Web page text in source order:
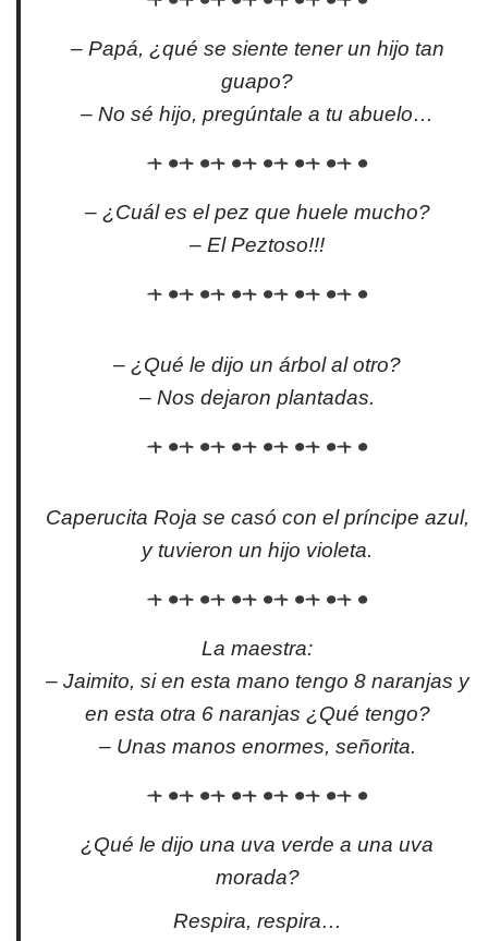
– Papá, ¿qué se siente tener un hijo tan
guapo?
– No sé hijo, pregúntale a tu abuelo…
– ¿Cuál es el pez que huele mucho?
– El Peztoso!!!
– ¿Qué le dijo un árbol al otro?
– Nos dejaron plantadas.
Caperucita Roja se casó con el príncipe azul,
y tuvieron un hijo violeta.
La maestra:
– Jaimito, si en esta mano tengo 8 naranjas y
en esta otra 6 naranjas ¿Qué tengo?
– Unas manos enormes, señorita.
¿Qué le dijo una uva verde a una uva
morada?
Respira, respira…